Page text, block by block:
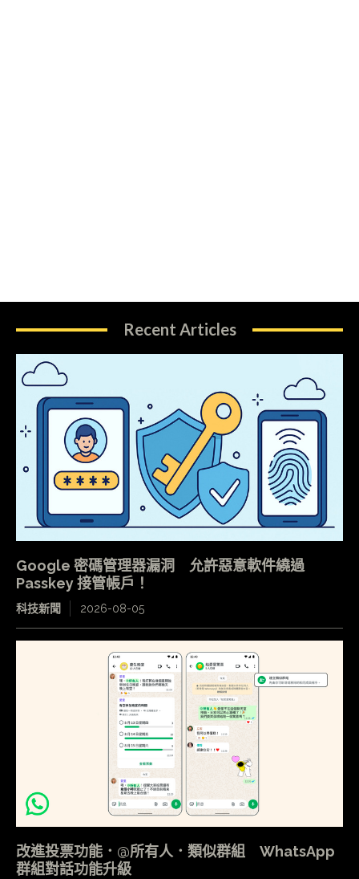
Recent Articles
Google 密碼管理器漏洞 允許惡意軟件繞過
Passkey 接管帳戶！
科技新聞 2026-08-05
改進投票功能．@所有人．類似群組 WhatsApp
群組對話功能升級